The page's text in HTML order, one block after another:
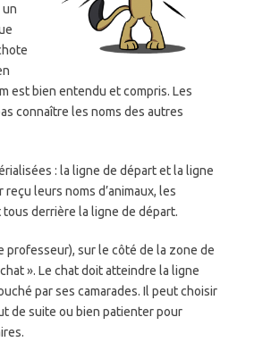
un
est bien entendu et compris. Les
connaître les noms des autres
: la ligne de départ et la ligne
reçu leurs noms d’animaux, les
derrière la ligne de départ.
professeur), sur le côté de la zone de
». Le chat doit atteindre la ligne
par ses camarades. Il peut choisir
de suite ou bien patienter pour